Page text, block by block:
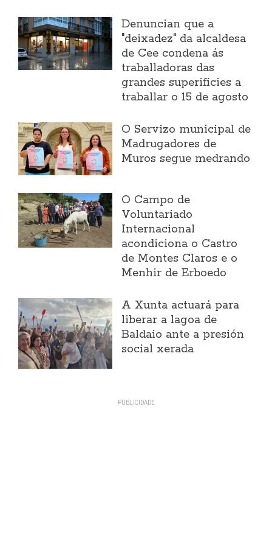
Denuncian que a
"deixadez" da alcaldesa
de Cee condena ás
traballadoras das
grandes superificies a
traballar o 15 de agosto
O Servizo municipal de
Madrugadores de
Muros segue medrando
O Campo de
Voluntariado
Internacional
acondiciona o Castro
de Montes Claros e o
Menhir de Erboedo
A Xunta actuará para
liberar a lagoa de
Baldaio ante a presión
social xerada